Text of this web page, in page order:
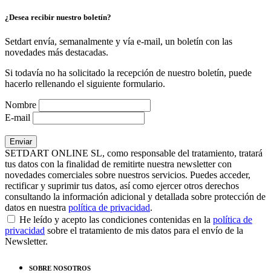
¿Desea recibir nuestro boletín?
Setdart envía, semanalmente y vía e-mail, un boletín con las
novedades más destacadas.
Si todavía no ha solicitado la recepción de nuestro boletín, puede
hacerlo rellenando el siguiente formulario.
Nombre
E-mail
SETDART ONLINE SL, como responsable del tratamiento, tratará
tus datos con la finalidad de remitirte nuestra newsletter con
novedades comerciales sobre nuestros servicios. Puedes acceder,
rectificar y suprimir tus datos, así como ejercer otros derechos
consultando la información adicional y detallada sobre protección de
datos en nuestra política de privacidad.
He leído y acepto las condiciones contenidas en la política de
privacidad sobre el tratamiento de mis datos para el envío de la
Newsletter.
SOBRE NOSOTROS